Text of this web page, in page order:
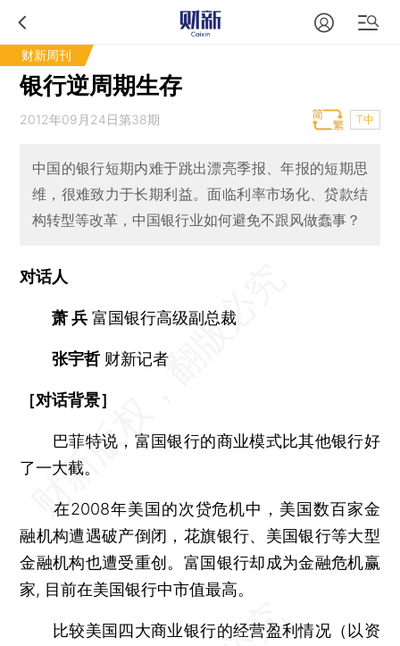
财新周刊
银行逆周期生存
2012年09月24日第38期 T中
中国的银行短期内难于跳出漂亮季报、年报的短期思
维，很难致力于长期利益。面临利率市场化、贷款结
构转型等改革，中国银行业如何避免不跟风做蠢事？
对话人
萧 兵 富国银行高级副总裁
张宇哲 财新记者
［对话背景］
巴菲特说，富国银行的商业模式比其他银行好
了一大截。
在2008年美国的次贷危机中，美国数百家金
融机构遭遇破产倒闭，花旗银行、美国银行等大型
金融机构也遭受重创。富国银行却成为金融危机赢
家, 目前在美国银行中市值最高。
比较美国四大商业银行的经营盈利情况（以资